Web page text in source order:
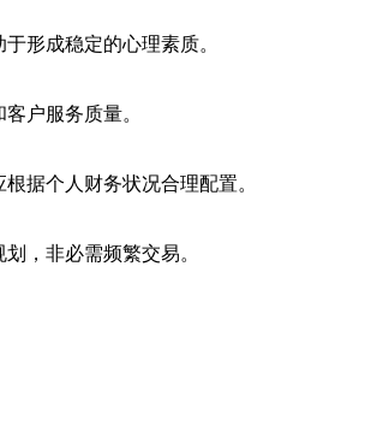
形成稳定的心理素质。
户服务质量。
据个人财务状况合理配置。
，非必需频繁交易。